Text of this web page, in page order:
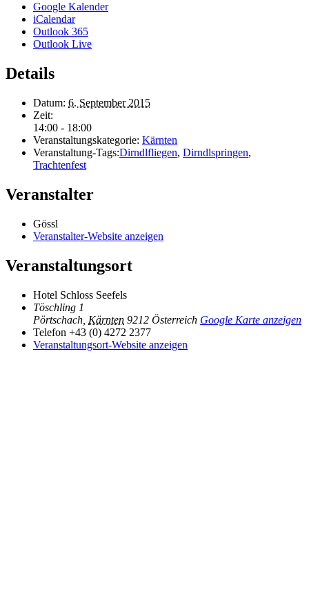
Google Kalender
iCalendar
Outlook 365
Outlook Live
Details
Datum: 6. September 2015
Zeit:
14:00 - 18:00
Veranstaltungskategorie: Kärnten
Veranstaltung-Tags:Dirndlfliegen, Dirndlspringen,
Trachtenfest
Veranstalter
Gössl
Veranstalter-Website anzeigen
Veranstaltungsort
Hotel Schloss Seefels
Töschling 1
Pörtschach Kärnten 9212 Österreich Google Karte anzeigen
Telefon +43 (0) 4272 2377
Veranstaltungsort-Website anzeigen